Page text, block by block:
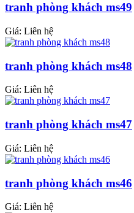
tranh phòng khách ms49
Giá: Liên hệ
tranh phòng khách ms48
Giá: Liên hệ
tranh phòng khách ms47
Giá: Liên hệ
tranh phòng khách ms46
Giá: Liên hệ